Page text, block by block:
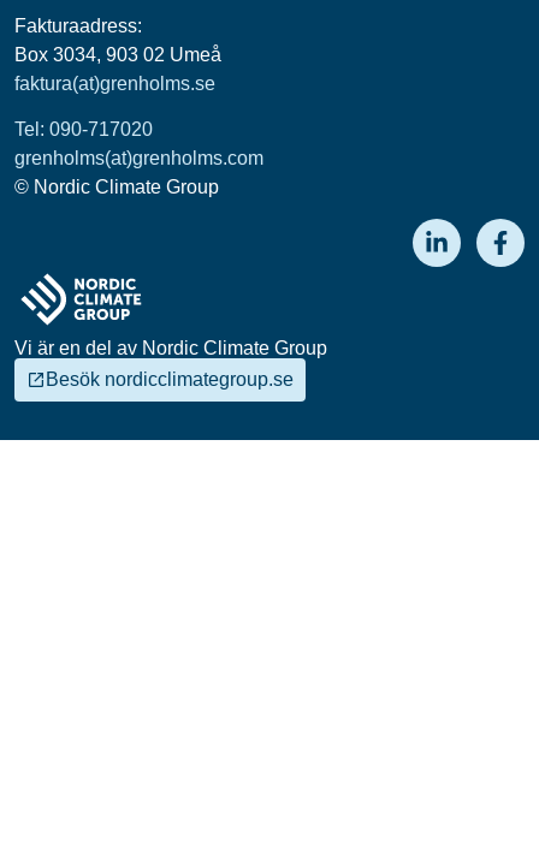
Fakturaadress:
Box 3034, 903 02 Umeå
faktura(at)grenholms.se
Tel: 090-717020
grenholms(at)grenholms.com
© Nordic Climate Group
Vi är en del av Nordic Climate Group
Besök nordicclimategroup.se